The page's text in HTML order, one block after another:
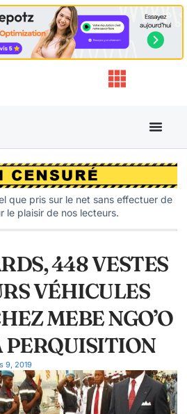
que pris sur le net sans effectuer de
le plaisir de nos lecteurs.
448 VESTES
VÉHICULES
MEBE NGO’O
PERQUISITION
9, 2019